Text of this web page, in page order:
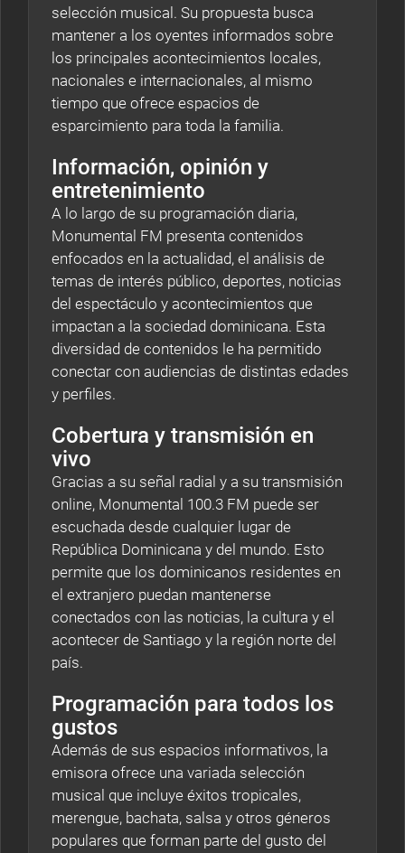
selección musical. Su propuesta busca
mantener a los oyentes informados sobre
los principales acontecimientos locales,
nacionales e internacionales, al mismo
tiempo que ofrece espacios de
esparcimiento para toda la familia.
Información, opinión y
entretenimiento
A lo largo de su programación diaria,
Monumental FM presenta contenidos
enfocados en la actualidad, el análisis de
temas de interés público, deportes, noticias
del espectáculo y acontecimientos que
impactan a la sociedad dominicana. Esta
diversidad de contenidos le ha permitido
conectar con audiencias de distintas edades
y perfiles.
Cobertura y transmisión en
vivo
Gracias a su señal radial y a su transmisión
online, Monumental 100.3 FM puede ser
escuchada desde cualquier lugar de
República Dominicana y del mundo. Esto
permite que los dominicanos residentes en
el extranjero puedan mantenerse
conectados con las noticias, la cultura y el
acontecer de Santiago y la región norte del
país.
Programación para todos los
gustos
Además de sus espacios informativos, la
emisora ofrece una variada selección
musical que incluye éxitos tropicales,
merengue, bachata, salsa y otros géneros
populares que forman parte del gusto del